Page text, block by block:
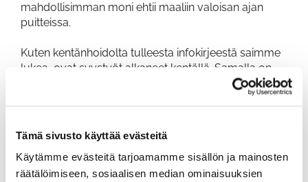
Tämä sivusto käyttää evästeitä
Käytämme evästeitä tarjoamamme sisällön ja mainosten
räätälöimiseen, sosiaalisen median ominaisuuksien
mahdollisimman moni ehtii maaliin valoisan ajan
puitteissa.
Kuten kentänhoidolta tulleesta infokirjeestä saimme
lukea, ovat syystyöt alkaneet kentällä. Samalla on
kentänhoitajien määrää on vähennetty. Joten
auttakaamme kentänhoitoa ja hoitakaamme omat
bunkkerien jäljet, täytetään hiekalla lyöntijäljet ja
korjataan viheriöillä pallon alastulot. Näin tekemällä
kunnioitamme kanssapelaajiamme ja samalla
kenttämme pysyy paremmassa ja